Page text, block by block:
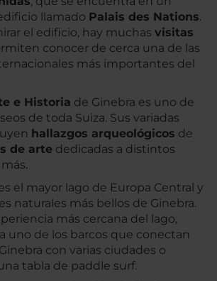
llamado Palais des Nations.
el edificio, hay muchas visitas
conocer de cerca una de las
más importantes del
e Historia de Ginebra es uno de
de toda Suiza. Sus variadas
hallazgos arqueológicos de
de arte dedicadas a distintos
el mayor lago de Europa Central y
naturales más bellos de Ginebra.
más cercana del lago,
uno de los barcos que conectan
con varias ciudades o
tabla de paddle surf.